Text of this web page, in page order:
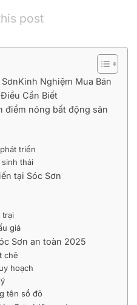
post
Nghiệm Mua Bán
Cần Biết
điểm nóng bất động sản
triển
sinh thái
tại Sóc Sơn
trại
giá
Sơn an toàn 2025
chẽ
hoạch
tên sổ đỏ